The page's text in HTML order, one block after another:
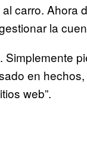
carro. Ahora
la
en
web”.